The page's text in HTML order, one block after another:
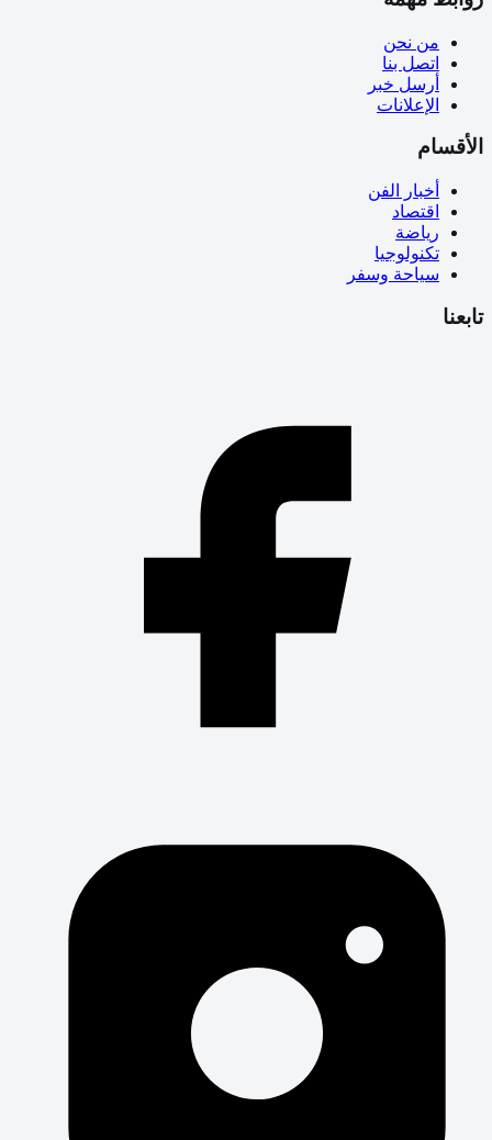
من نحن
اتصل بنا
أرسل خبر
الإعلانات
الأقسام
أخبار الفن
اقتصاد
رياضة
تكنولوجيا
سياحة وسفر
تابعنا